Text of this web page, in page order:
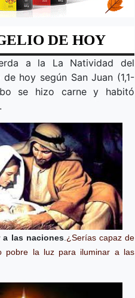
DE HOY
a la La Natividad del
de hoy según San Juan (1,1-
se hizo carne y habitó
a las naciones. ¿Serías capaz de
pobre la luz para iluminar a las